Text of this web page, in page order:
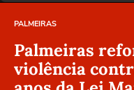
PALMEIRAS
Palmeiras
violência